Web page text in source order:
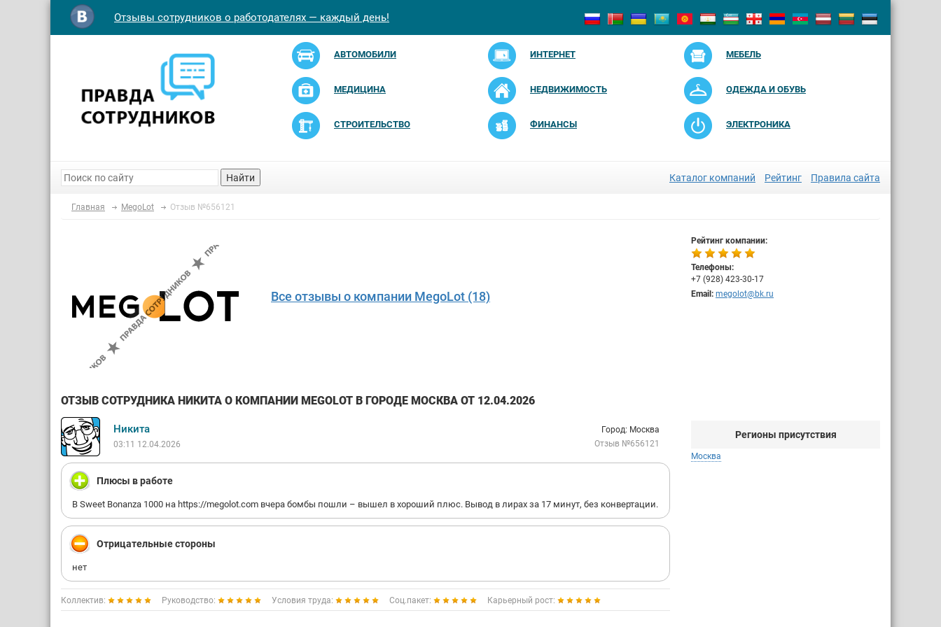
Отзывы сотрудников о работодателях — каждый день!
АВТОМОБИЛИ ИНТЕРНЕТ МЕБЕЛЬ
МЕДИЦИНА НЕДВИЖИМОСТЬ ОДЕЖДА И ОБУВЬ
СТРОИТЕЛЬСТВО ФИНАНСЫ ЭЛЕКТРОНИКА
Найти Каталог компаний Рейтинг Правила сайта
Главная MegoLot Отзыв №656121
Все отзывы о компании MegoLot (18)
Рейтинг компании:
Телефоны:
+7 (928) 423-30-17
Email: megolot@bk.ru
ОТЗЫВ СОТРУДНИКА НИКИТА О КОМПАНИИ MEGOLOT В ГОРОДЕ МОСКВА ОТ 12.04.2026
Никита
03:11 12.04.2026
Город: Москва
Отзыв №656121
Плюсы в работе
В Sweet Bonanza 1000 на https://megolot.com вчера бомбы пошли – вышел в хороший плюс. Вывод в лирах за 17 минут, без конвертации.
Отрицательные стороны
нет
Коллектив: Руководство: Условия труда: Соц.пакет: Карьерный рост:
Регионы присутствия
Москва